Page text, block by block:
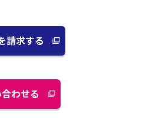
請求する 別
ウ
ィ
ン
わせる 別
ウ